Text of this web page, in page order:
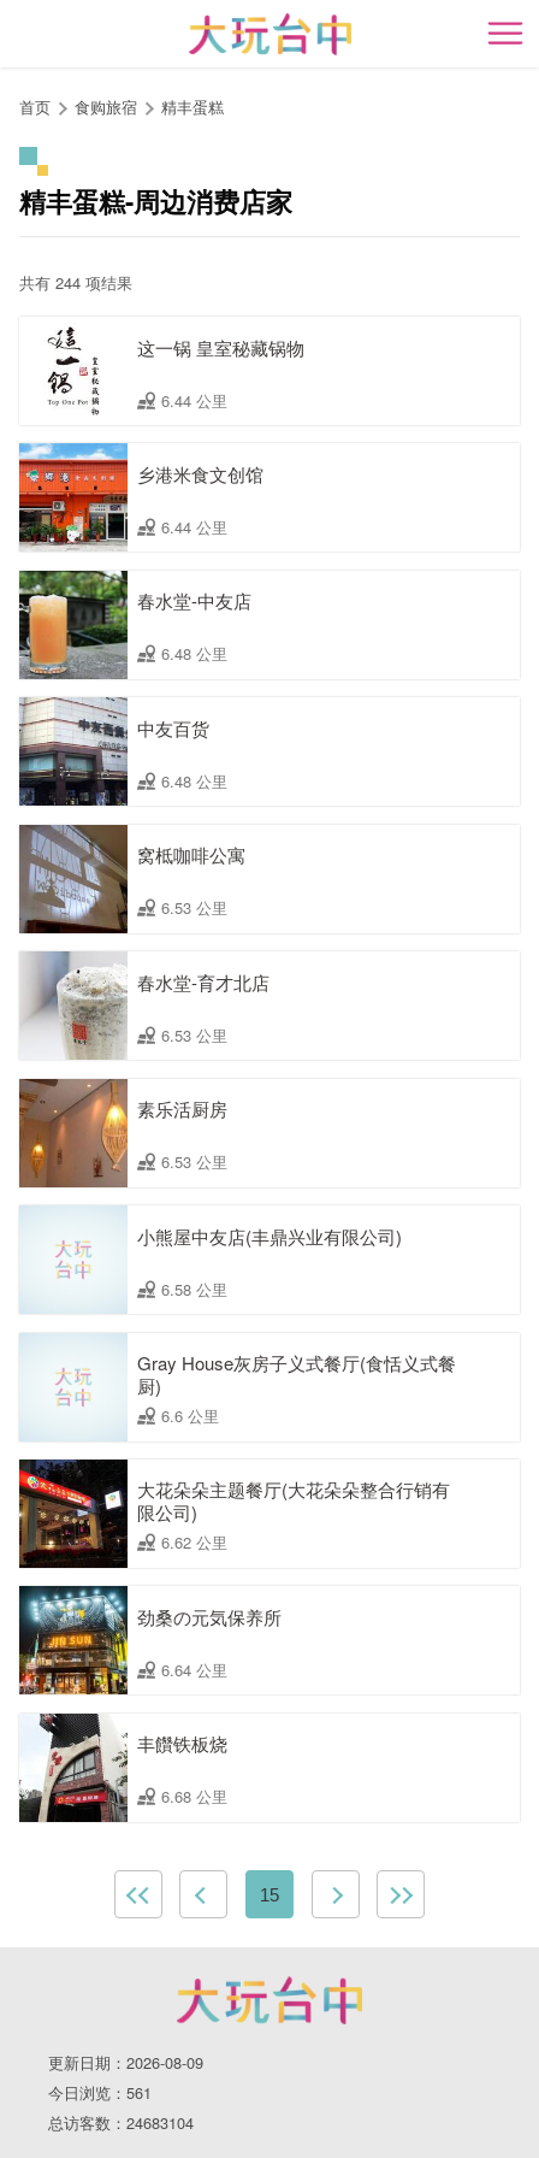
开
首页 食购旅宿 精丰蛋糕
精丰蛋糕-周边消费店家
共有 244 项结果
这一锅 皇室秘藏锅物
6.44 公里
乡港米食文创馆
6.44 公里
春水堂-中友店
6.48 公里
中友百货
6.48 公里
窝柢咖啡公寓
6.53 公里
春水堂-育才北店
6.53 公里
素乐活厨房
6.53 公里
小熊屋中友店(丰鼎兴业有限公司)
6.58 公里
Gray House灰房子义式餐厅(食恬义式餐
厨)
6.6 公里
大花朵朵主题餐厅(大花朵朵整合行销有
限公司)
6.62 公里
劲桑の元気保养所
6.64 公里
丰饡铁板烧
6.68 公里
15
更新日期：2026-08-09
今日浏览：561
总访客数：24683104